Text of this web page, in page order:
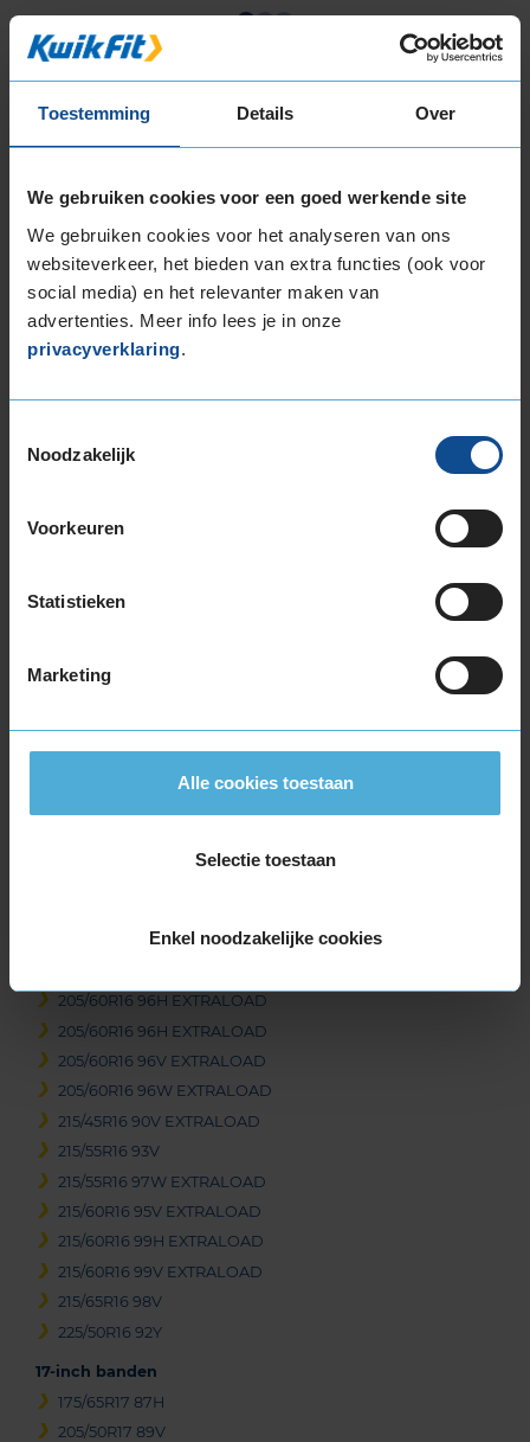
Toestemming Details Over
We gebruiken cookies voor een goed werkende site
We gebruiken cookies voor het analyseren van ons
websiteverkeer, het bieden van extra functies (ook voor
social media) en het relevanter maken van
advertenties. Meer info lees je in onze
privacyverklaring.
Noodzakelijk
Voorkeuren
Statistieken
Marketing
Alle cookies toestaan
Selectie toestaan
Enkel noodzakelijke cookies
Item
1
of
Beschikbare bandenmaten
15-inch banden
185/65R15 88H
185/65R15 92T EXTRALOAD
195/65R15 91H
16-inch banden
195/50R16 88V EXTRALOAD
195/55R16 91H EXTRALOAD
195/60R16 93H EXTRALOAD
205/55R16 91H
205/55R16 91Y
205/55R16 94V EXTRALOAD
205/60R16 92H EXTRALOAD
205/60R16 96H EXTRALOAD
205/60R16 96H EXTRALOAD
205/60R16 96V EXTRALOAD
205/60R16 96W EXTRALOAD
215/45R16 90V EXTRALOAD
215/55R16 93V
215/55R16 97W EXTRALOAD
215/60R16 95V EXTRALOAD
215/60R16 99H EXTRALOAD
215/60R16 99V EXTRALOAD
215/65R16 98V
225/50R16 92Y
17-inch banden
175/65R17 87H
205/50R17 89V